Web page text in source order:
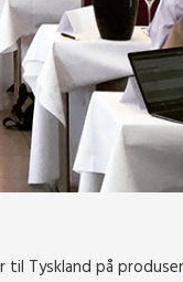
til Tyskland på